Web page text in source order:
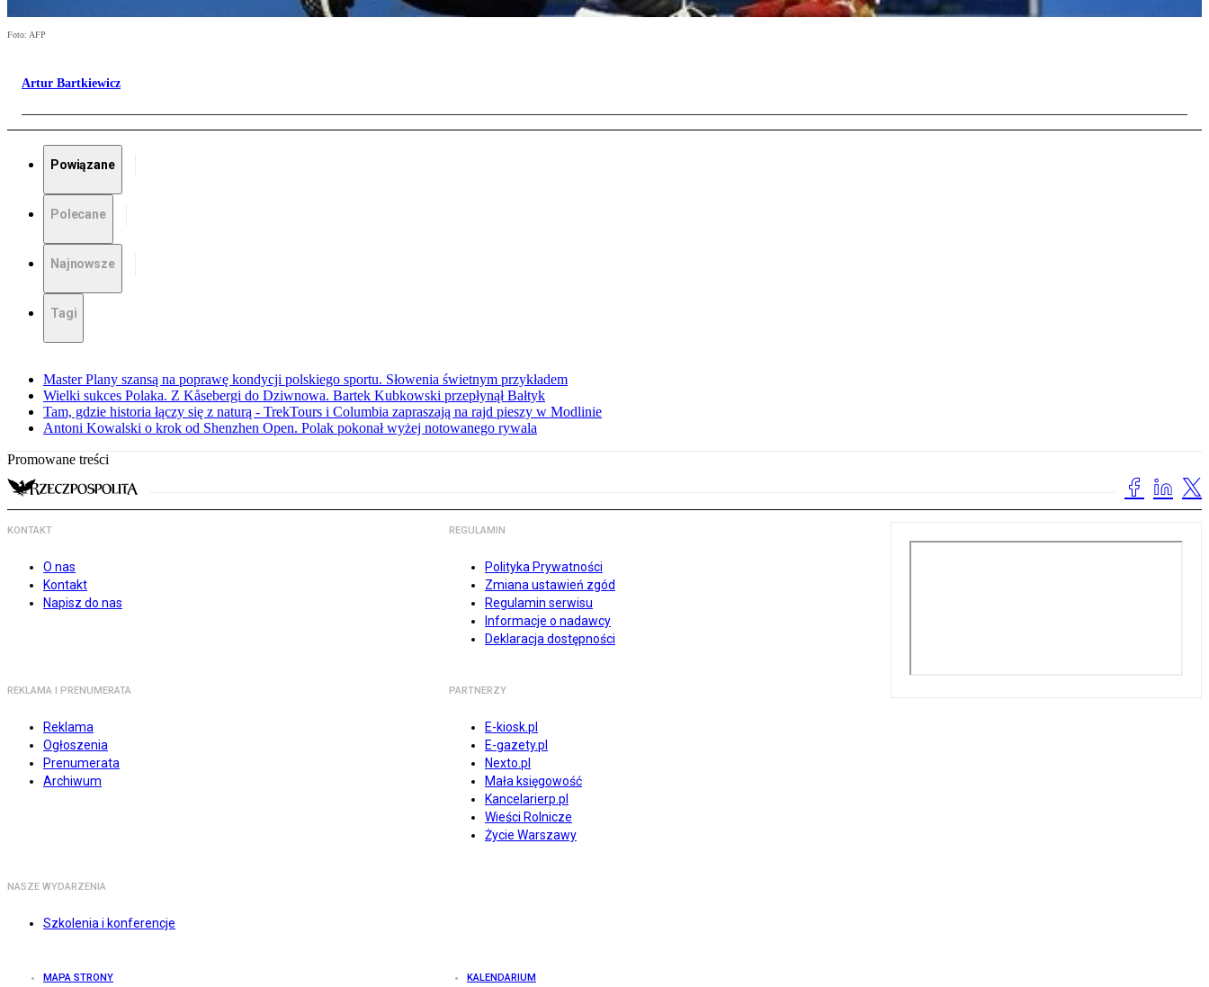
Foto: AFP
Artur Bartkiewicz
Powiązane
Polecane
Najnowsze
Tagi
Master Plany szansą na poprawę kondycji polskiego sportu. Słowenia świetnym przykładem
Wielki sukces Polaka. Z Kåsebergi do Dziwnowa. Bartek Kubkowski przepłynął Bałtyk
Tam, gdzie historia łączy się z naturą - TrekTours i Columbia zapraszają na rajd pieszy w Modlinie
Antoni Kowalski o krok od Shenzhen Open. Polak pokonał wyżej notowanego rywala
Promowane treści
KONTAKT
O nas
Kontakt
Napisz do nas
REGULAMIN
Polityka Prywatności
Zmiana ustawień zgód
Regulamin serwisu
Informacje o nadawcy
Deklaracja dostępności
REKLAMA I PRENUMERATA
Reklama
Ogłoszenia
Prenumerata
Archiwum
PARTNERZY
E-kiosk.pl
E-gazety.pl
Nexto.pl
Mała księgowość
Kancelarierp.pl
Wieści Rolnicze
Życie Warszawy
NASZE WYDARZENIA
Szkolenia i konferencje
MAPA STRONY KALENDARIUM